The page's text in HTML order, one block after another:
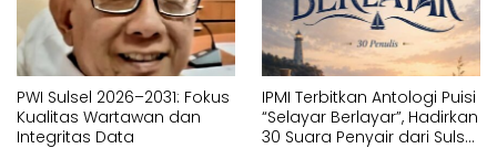
PWI Sulsel 2026–2031: Fokus
Kualitas Wartawan dan
Integritas Data
IPMI Terbitkan Antologi Puisi
“Selayar Berlayar”, Hadirkan
30 Suara Penyair dari Sulsel